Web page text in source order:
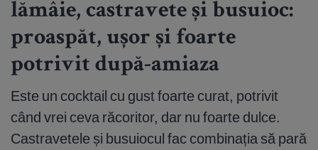
lămâie, castravete și busuioc:
proaspăt, ușor și foarte
potrivit după-amiaza
Este un cocktail cu gust foarte curat, potrivit
când vrei ceva răcoritor, dar nu foarte dulce.
Castravetele și busuiocul fac combinația să pară